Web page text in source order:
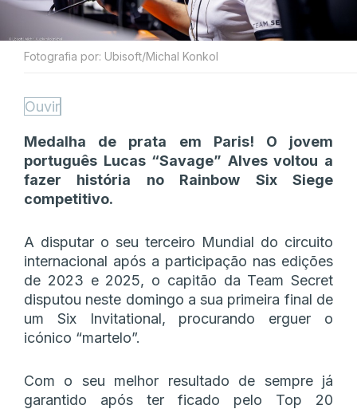
Fotografia por: Ubisoft/Michal Konkol
Ouvir
Medalha de prata em Paris! O jovem
português Lucas “Savage” Alves voltou a
fazer história no Rainbow Six Siege
competitivo.
A disputar o seu terceiro Mundial do circuito
internacional após a participação nas edições
de 2023 e 2025, o capitão da Team Secret
disputou neste domingo a sua primeira final de
um Six Invitational, procurando erguer o
icónico “martelo”.
Com o seu melhor resultado de sempre já
garantido após ter ficado pelo Top 20